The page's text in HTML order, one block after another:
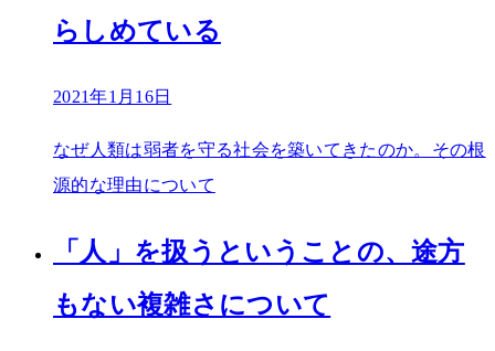
らしめている
2021年1月16日
なぜ人類は弱者を守る社会を築いてきたのか。その根
源的な理由について
「人」を扱うということの、途方
もない複雑さについて